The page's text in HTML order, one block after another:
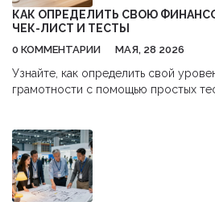
усвойте, как он влияет на ставку.
КАК ОПРЕДЕЛИТЬ СВОЮ
ЧЕК-ЛИСТ И ТЕСТЫ
0 КОММЕНТАРИИ МАЯ, 28 2026
Узнайте, как определить свой
грамотности с помощью простых